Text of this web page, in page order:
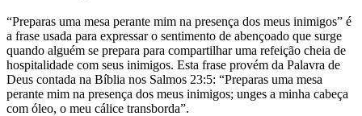
“Preparas uma mesa perante mim na presença dos meus inimigos” é
a frase usada para expressar o sentimento de abençoado que surge
quando alguém se prepara para compartilhar uma refeição cheia de
hospitalidade com seus inimigos. Esta frase provém da Palavra de
Deus contada na Bíblia nos Salmos 23:5: “Preparas uma mesa
perante mim na presença dos meus inimigos; unges a minha cabeça
com óleo, o meu cálice transborda”.